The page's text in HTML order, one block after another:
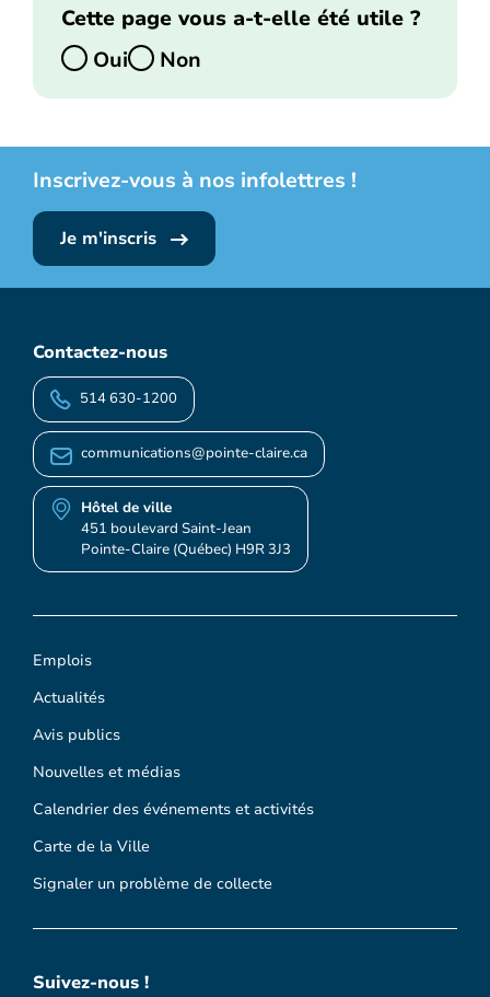
Cette page vous a-t-elle été utile ?
Oui
Non
Inscrivez-vous à nos infolettres !
Je m'inscris
Emplois
Actualités
Avis publics
Nouvelles et médias
Calendrier des événements et activités
Carte de la Ville
Signaler un problème de collecte
Contactez-nous
514 630-1200
communications@pointe-claire.ca
Hôtel de ville
451 boulevard Saint-Jean
Pointe-Claire (Québec) H9R 3J3
Suivez-nous !